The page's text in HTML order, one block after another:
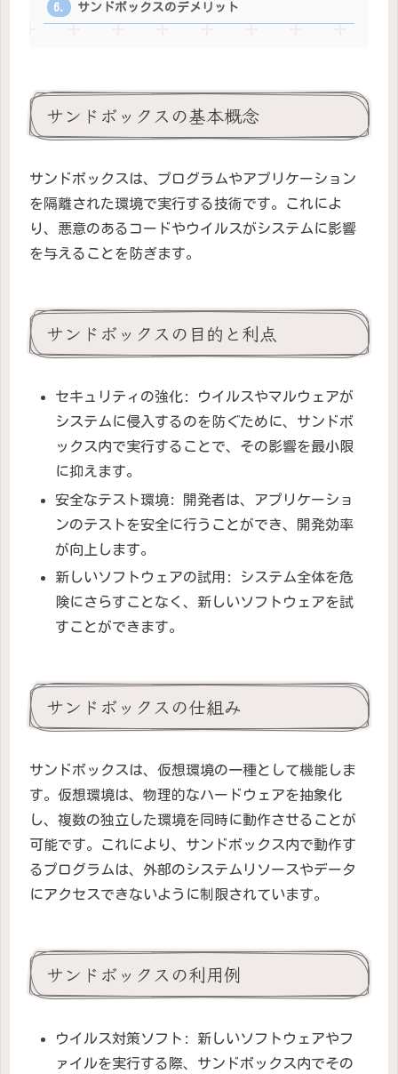
サンドボックスのデメリット
サンドボックスの基本概念
サンドボックスは、プログラムやアプリケーション
を隔離された環境で実行する技術です。これによ
り、悪意のあるコードやウイルスがシステムに影響
を与えることを防ぎます。
サンドボックスの目的と利点
セキュリティの強化: ウイルスやマルウェアが
システムに侵入するのを防ぐために、サンドボ
ックス内で実行することで、その影響を最小限
に抑えます。
安全なテスト環境: 開発者は、アプリケーショ
ンのテストを安全に行うことができ、開発効率
が向上します。
新しいソフトウェアの試用: システム全体を危
険にさらすことなく、新しいソフトウェアを試
すことができます。
サンドボックスの仕組み
サンドボックスは、仮想環境の一種として機能しま
す。仮想環境は、物理的なハードウェアを抽象化
し、複数の独立した環境を同時に動作させることが
可能です。これにより、サンドボックス内で動作す
るプログラムは、外部のシステムリソースやデータ
にアクセスできないように制限されています。
サンドボックスの利用例
ウイルス対策ソフト: 新しいソフトウェアやフ
ァイルを実行する際、サンドボックス内でその